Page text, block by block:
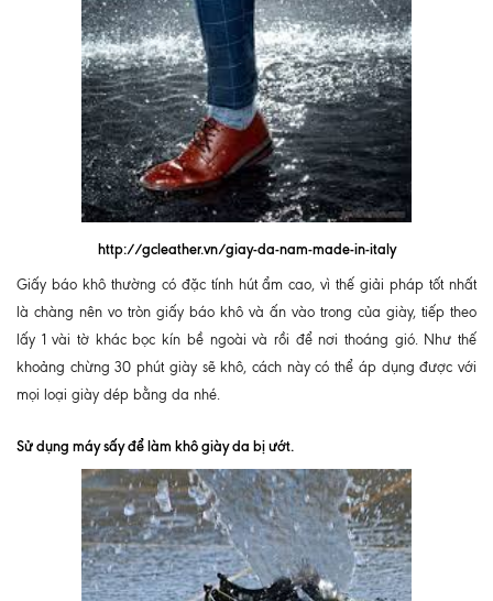
http://gcleather.vn/giay-da-nam-made-in-italy
Giấy báo khô thường có đặc tính hút ẩm cao, vì thế giải pháp tốt nhất
là chàng nên vo tròn giấy báo khô và ấn vào trong của giày, tiếp theo
lấy 1 vài tờ khác bọc kín bề ngoài và rồi để nơi thoáng gió. Như thế
khoảng chừng 30 phút giày sẽ khô, cách này có thể áp dụng được với
mọi loại giày dép bằng da nhé.
Sử dụng máy sấy để làm khô giày da bị ướt.